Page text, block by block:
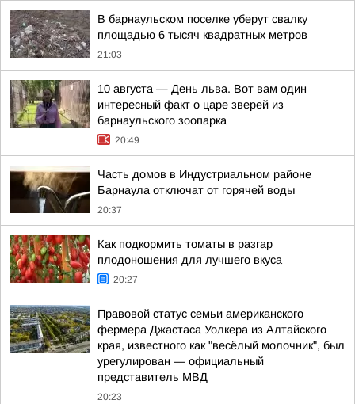
В барнаульском поселке уберут свалку
площадью 6 тысяч квадратных метров
21:03
10 августа — День льва. Вот вам один
интересный факт о царе зверей из
барнаульского зоопарка
20:49
Часть домов в Индустриальном районе
Барнаула отключат от горячей воды
20:37
Как подкормить томаты в разгар
плодоношения для лучшего вкуса
20:27
Правовой статус семьи американского
фермера Джастаса Уолкера из Алтайского
края, известного как "весёлый молочник", был
урегулирован — официальный
представитель МВД
20:23